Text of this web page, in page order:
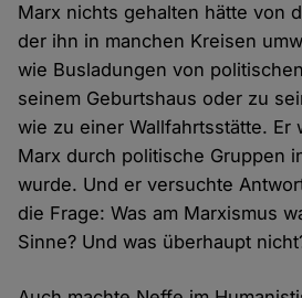
Marx nichts gehalten hätte von
der ihn in manchen Kreisen
wie Busladungen von
seinem Geburtshaus oder zu
wie zu einer Wallfahrtsstätte. Er
Marx durch politische Gruppen
wurde. Und er versuchte
die Frage: Was am Marxismus
Sinne? Und was überhaupt